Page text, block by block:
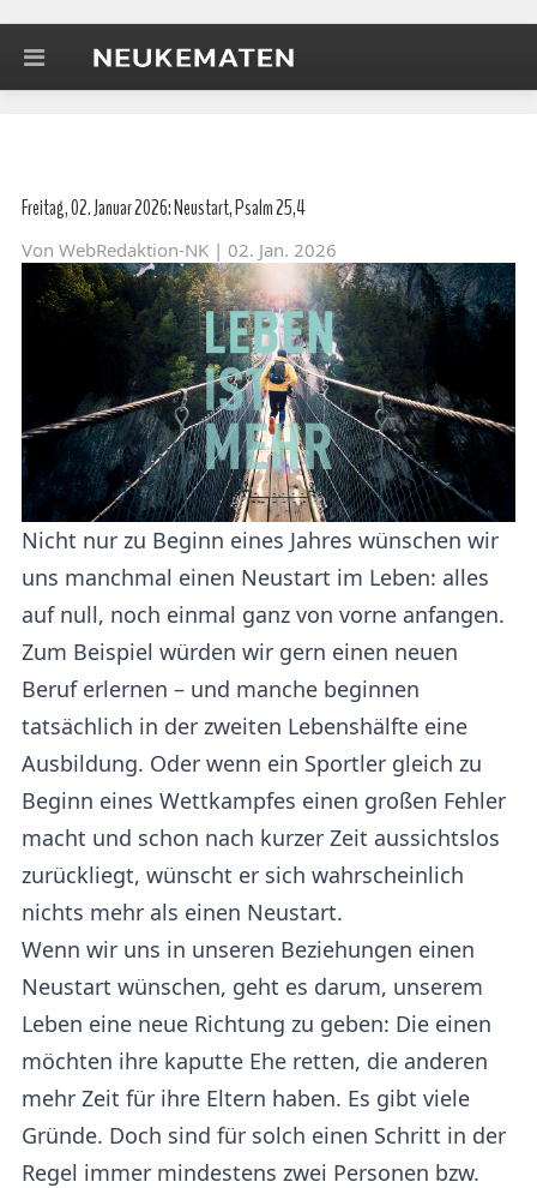
Freitag, 02. Januar 2026: Neustart, Psalm 25,4
Von WebRedaktion-NK | 02. Jan. 2026
Nicht nur zu Beginn eines Jahres wünschen wir
uns manchmal einen Neustart im Leben: alles
auf null, noch einmal ganz von vorne anfangen.
Zum Beispiel würden wir gern einen neuen
Beruf erlernen – und manche beginnen
tatsächlich in der zweiten Lebenshälfte eine
Ausbildung. Oder wenn ein Sportler gleich zu
Beginn eines Wettkampfes einen großen Fehler
macht und schon nach kurzer Zeit aussichtslos
zurückliegt, wünscht er sich wahrscheinlich
nichts mehr als einen Neustart.
Wenn wir uns in unseren Beziehungen einen
Neustart wünschen, geht es darum, unserem
Leben eine neue Richtung zu geben: Die einen
möchten ihre kaputte Ehe retten, die anderen
mehr Zeit für ihre Eltern haben. Es gibt viele
Gründe. Doch sind für solch einen Schritt in der
Regel immer mindestens zwei Personen bzw.